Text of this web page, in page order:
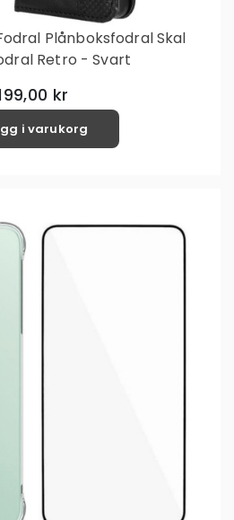
Plånboksfodral Skal
Retro - Svart
kr
i varukorg